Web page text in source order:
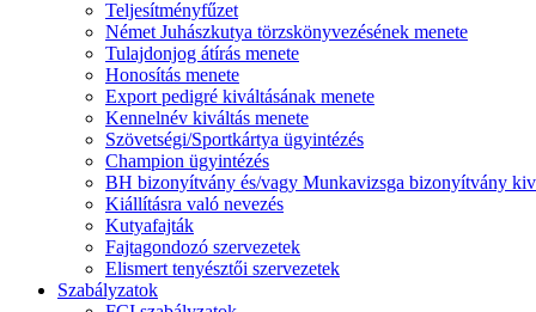
Teljesítményfűzet
Német Juhászkutya törzskönyvezésének menete
Tulajdonjog átírás menete
Honosítás menete
Export pedigré kiváltásának menete
Kennelnév kiváltás menete
Szövetségi/Sportkártya ügyintézés
Champion ügyintézés
BH bizonyítvány és/vagy Munkavizsga bizonyítvány
Kiállításra való nevezés
Kutyafajták
Fajtagondozó szervezetek
Elismert tenyésztői szervezetek
Szabályzatok